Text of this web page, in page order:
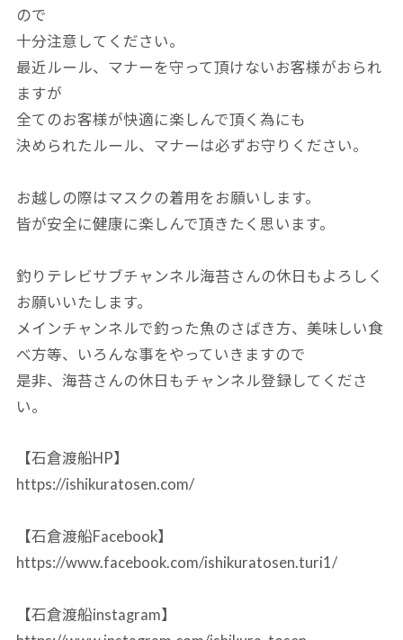
ので
十分注意してください。
最近ルール、マナーを守って頂けないお客様がおられ
ますが
全てのお客様が快適に楽しんで頂く為にも
決められたルール、マナーは必ずお守りください。
お越しの際はマスクの着用をお願いします。
皆が安全に健康に楽しんで頂きたく思います。
釣りテレビサブチャンネル海苔さんの休日もよろしく
お願いいたします。
メインチャンネルで釣った魚のさばき方、美味しい食
べ方等、いろんな事をやっていきますので
是非、海苔さんの休日もチャンネル登録してくださ
い。
【石倉渡船HP】
https://ishikuratosen.com/
【石倉渡船Facebook】
https://www.facebook.com/ishikuratosen.turi1/
【石倉渡船instagram】